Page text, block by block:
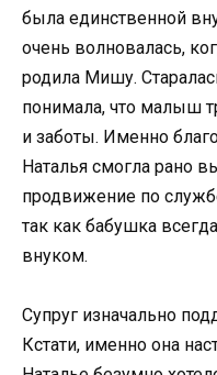
была единственной
очень волновалась,
родила Мишу.
понимала, что малыш
и заботы. Именно
Наталья смогла рано
продвижение по
так как бабушка
внуком.
Супруг изначально
Кстати, именно она